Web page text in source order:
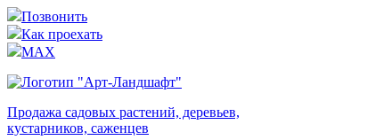
Позвонить
Как проехать
MAX
Продажа садовых растений, деревьев,
кустарников, саженцев